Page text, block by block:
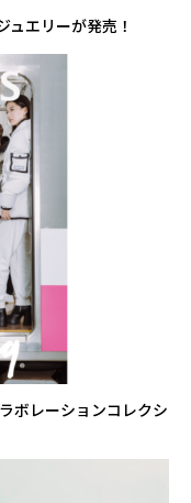
エリーが発売！
ボレーションコレクシ